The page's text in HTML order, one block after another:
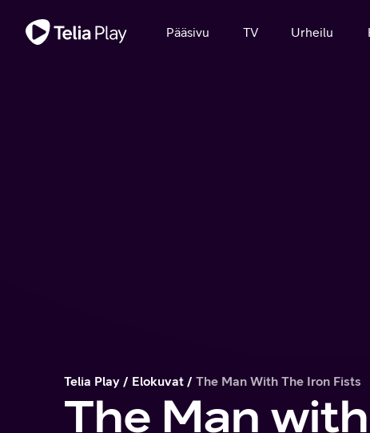
Pääsivu TV Urheilu
Telia Play Elokuvat The Man With The Iron Fists
The Man